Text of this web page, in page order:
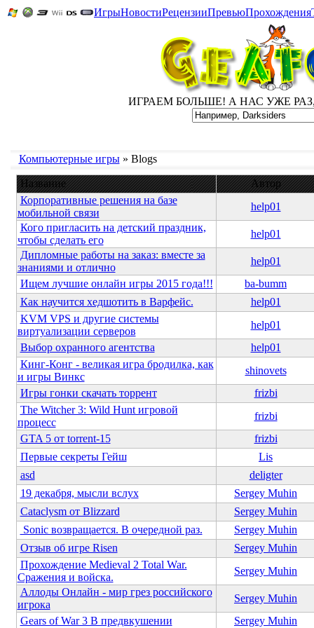
ИгрыНовостиРецензииПревьюПрохождения
ИГРАЕМ БОЛЬШЕ! А НАС УЖЕ РАЗ,
Компьютерные игры» Blogs
Название
Автор
Корпоративные решения на базе
мобильной связи
help01
Кого пригласить на детский праздник,
чтобы сделать его
help01
Дипломные работы на заказ: вместе за
знаниями и отлично
help01
Ищем лучшие онлайн игры 2015 года!!!
ba-bumm
Как научится хедшотить в Варфейс.
help01
KVM VPS и другие системы
виртуализации серверов
help01
Выбор охранного агентства
help01
Кинг-Конг - великая игра бродилка, как
и игры Винкс
shinovets
Игры гонки скачать торрент
frizbi
The Witcher 3: Wild Hunt игровой
процесс
frizbi
GTA 5 от torrent-15
frizbi
Первые секреты Гейш
Lis
asd
deligter
19 декабря, мысли вслух
Sergey Muhin
Cataclysm от Blizzard
Sergey Muhin
Sonic возвращается. В очередной раз.
Sergey Muhin
Отзыв об игре Risen
Sergey Muhin
Прохождение Medieval 2 Total War.
Сражения и войска.
Sergey Muhin
Аллоды Онлайн - мир грез российского
игрока
Sergey Muhin
Gears of War 3 В предвкушении
Sergey Muhin